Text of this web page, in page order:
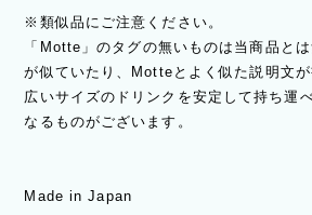
※類似品にご注意ください。
「Motte」のタグの無いものは当商品と
が似ていたり、Motteとよく似た説明文
広いサイズのドリンクを安定して持ち運
なるものがございます。
Made in Japan